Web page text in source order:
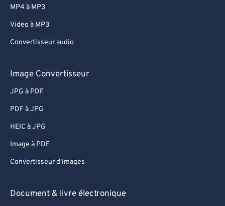
MP4 à MP3
Video à MP3
Convertisseur audio
Image Convertisseur
JPG à PDF
PDF à JPG
HEIC à JPG
Image à PDF
Convertisseur d'images
Document & livre électronique